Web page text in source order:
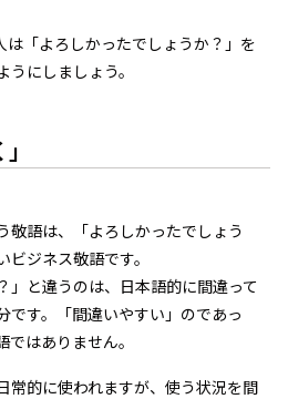
は「よろしかったでしょうか？」を
にしましょう。
敬語は、「よろしかったでしょう
ジネス敬語です。
」と違うのは、日本語的に間違って
です。「間違いやすい」のであっ
はありません。
常的に使われますが、使う状況を間